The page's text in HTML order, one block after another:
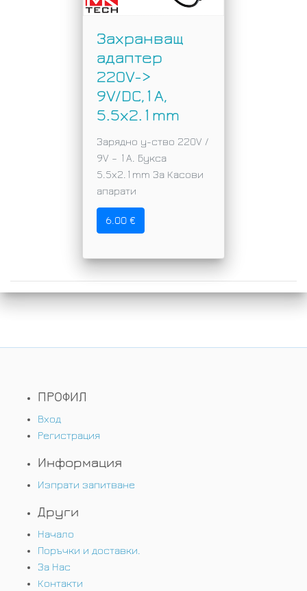
Захранващ
адаптер
220V->
9V/DC,1A,
5.5x2.1mm
Зарядно у-ство 220V /
9V – 1A. Букса
5.5x2.1mm За Касови
апарати
6.00 €
ПРОФИЛ
Вход
Регистрация
Информация
Изпрати запитване
Други
Начало
Поръчки и доставки.
За Нас
Контакти